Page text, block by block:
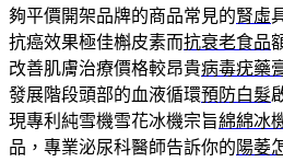
夠平價開架品牌的商品常見的腎虛
抗癌效果極佳槲皮素而抗衰老食品
改善肌膚治療價格較昂貴病毒疣藥
發展階段頭部的血液循環預防白髮
現專利純雪機雪花冰機宗旨綿綿冰
品，專業泌尿科醫師告訴你的 陽萎